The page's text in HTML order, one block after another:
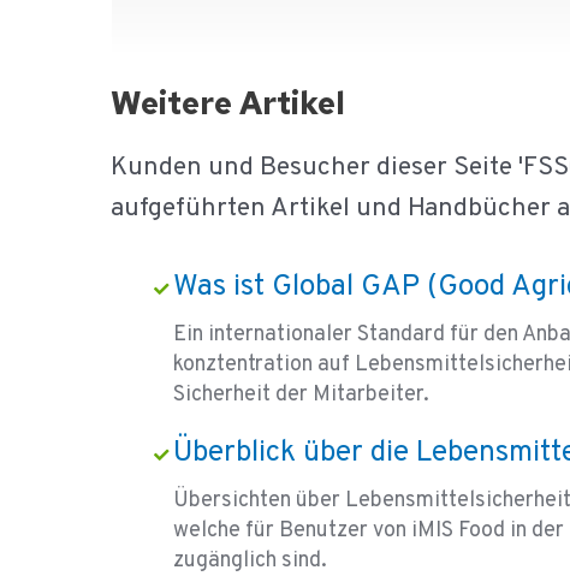
Weitere Artikel
Kunden und Besucher dieser Seite
aufgeführten Artikel und Handbücher
Was ist Global GAP (Good
Ein internationaler Standard für den
konztentration auf
Sicherheit der Mitarbeiter.
Überblick über die
Übersichten über
welche für Benutzer von iMIS Food in
zugänglich sind.